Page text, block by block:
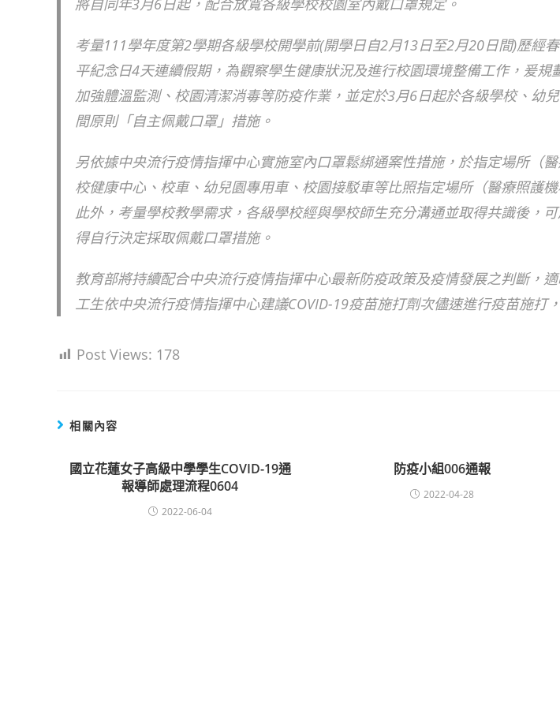
將自同年3月6日起，配合放寬各級學校校園室內戴口罩規定。
考量111學年度第2學期各級學校開學前(開學日自2月13日至2月20日間)歷經
平紀念日4天連續假期，為觀察學生健康狀況及進行校園環境整備工作，爰規
加強體溫監測、校園清潔消毒等防疫作業，並定於3月6日起於各級學校、幼
間原則「自主佩戴口罩」措施。
另依據中央流行疫情指揮中心實施室內口罩鬆綁通案性措施，於指定場所（
校健康中心、校車、幼兒園專用車、校園接駁車等比照指定場所（醫療照護
此外，考量學校教學需求，各級學校經與學校師生充分溝通並取得共識後，
得自行決定採取佩戴口罩措施。
教育部將持續配合中央流行疫情指揮中心最新防疫政策及疫情發展之判斷，
工生依中央流行疫情指揮中心建議COVID-19疫苗施打劑次儘速進行疫苗施打
Post Views: 178
相關內容
國立花蓮女子高級中學學生COVID-19通
報導師處理流程0604
2022-06-04
防疫小組006通報
2022-04-28